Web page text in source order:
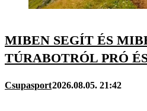
MIBEN SEGÍT ÉS
TÚRABOTRÓL PRÓ
Csupasport2026.08.05. 21:42